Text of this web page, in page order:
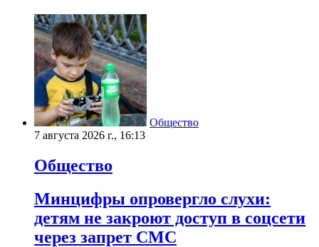
Общество
7 августа 2026 г., 16:13
Общество
Минцифры опровергло слухи:
детям не закроют доступ в соцсети
через запрет СМС